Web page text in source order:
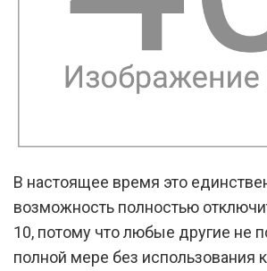
В настоящее время это
возможность полностью
10, потому что любые другие не
полной мере без использования